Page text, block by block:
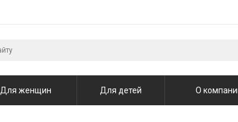
Для женщин Для детей О